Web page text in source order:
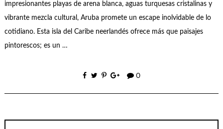
impresionantes playas de arena blanca, aguas turquesas cristalinas y
vibrante mezcla cultural, Aruba promete un escape inolvidable de lo
cotidiano. Esta isla del Caribe neerlandés ofrece más que paisajes
pintorescos; es un …
0